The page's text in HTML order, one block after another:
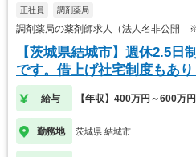
正社員 調剤薬局
調剤薬局の薬剤師求人（法人名非公開 ※
【茨城県結城市】週休2.5日
です。借上げ社宅制度もあ
給与 【年収】400万円～600万
勤務地 茨城県 結城市